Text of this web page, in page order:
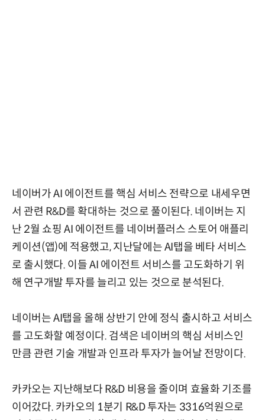
네이버가 AI 에이전트를 핵심 서비스 전략으로 내세우면
서 관련 R&D를 확대하는 것으로 풀이된다. 네이버는 지
난 2월 쇼핑 AI 에이전트를 네이버플러스 스토어 애플리
케이션(앱)에 적용했고, 지난달에는 AI탭을 베타 서비스
로 출시했다. 이들 AI 에이전트 서비스를 고도화하기 위
해 연구개발 투자를 늘리고 있는 것으로 분석된다.
네이버는 AI탭을 올해 상반기 안에 정식 출시하고 서비스
를 고도화할 예정이다. 검색은 네이버의 핵심 서비스인
만큼 관련 기술 개발과 인프라 투자가 늘어날 전망이다.
카카오는 지난해보다 R&D 비용을 줄이며 효율화 기조를
이어갔다. 카카오의 1분기 R&D 투자는 3316억원으로